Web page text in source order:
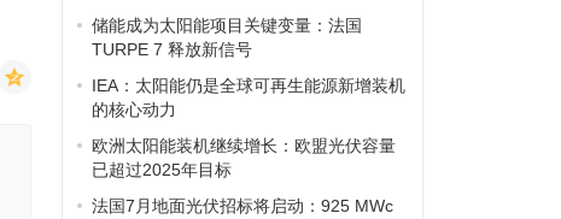
储能成为太阳能项目关键变量：法国
TURPE 7 释放新信号
IEA：太阳能仍是全球可再生能源新增装机
的核心动力
欧洲太阳能装机继续增长：欧盟光伏容量
已超过2025年目标
法国7月地面光伏招标将启动：925 MWc